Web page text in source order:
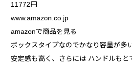
11772円
www.amazon.co.jp
amazonで商品を見る
ボックスタイプなのでかなり容量が多い
安定感も高く、さらには ハンドルもと